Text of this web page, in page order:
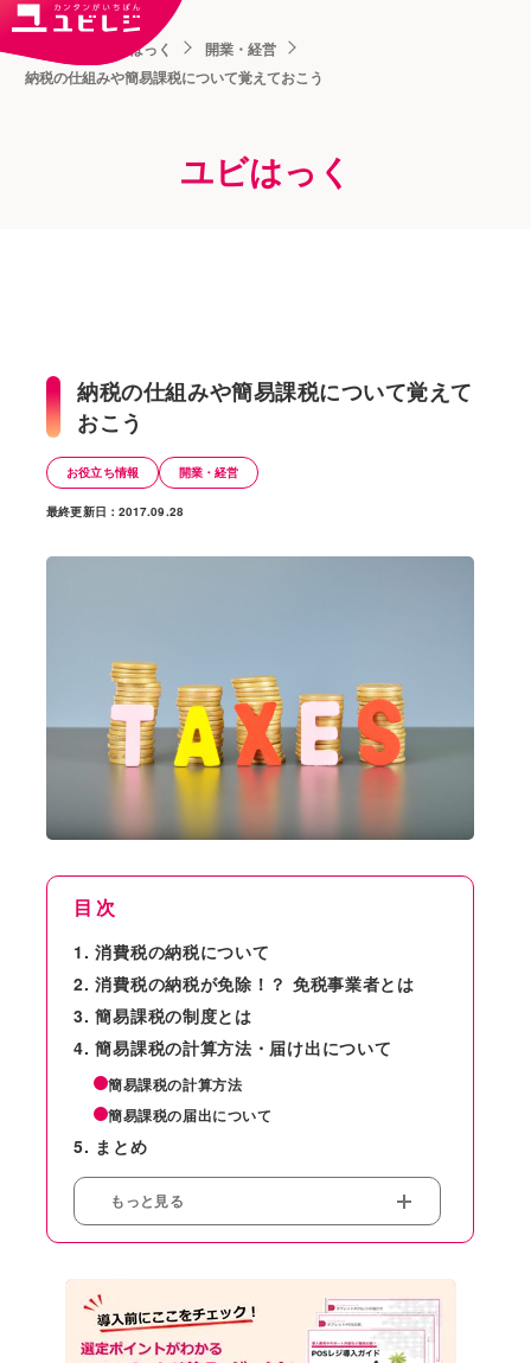
ユビはっく
開業・経営
納税の仕組みや簡易課税について覚えておこう
ユビはっく
納税の仕組みや簡易課税について覚えて
おこう
お役立ち情報 開業・経営
最終更新日：2017.09.28
目次
消費税の納税について
消費税の納税が免除！？ 免税事業者とは
簡易課税の制度とは
簡易課税の計算方法・届け出について
簡易課税の計算方法
簡易課税の届出について
まとめ
もっと見る